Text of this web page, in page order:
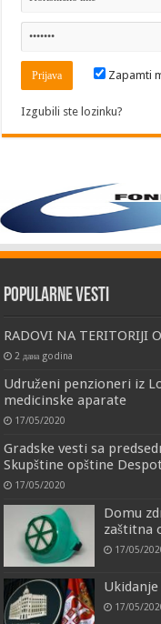
Zapamti
Izgubili ste lozinku?
Popularne vesti
RADOVI NA TERITORIJI
2 дана godina
Udruženi penzioneri iz
medicinske aparate
17/05/2020
Gradske vesti sa
Skupštine opštine
17/05/2020
Domu
zaštitna
17/05/
17/05/